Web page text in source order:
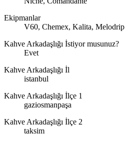
Ekipmanlar
V60, Chemex, Kalita, Melodrip
Kahve Arkadaşlığı İstiyor musunuz?
Evet
Kahve Arkadaşlığı İl
istanbul
Kahve Arkadaşlığı İlçe 1
gaziosmanpaşa
Kahve Arkadaşlığı İlçe 2
taksim